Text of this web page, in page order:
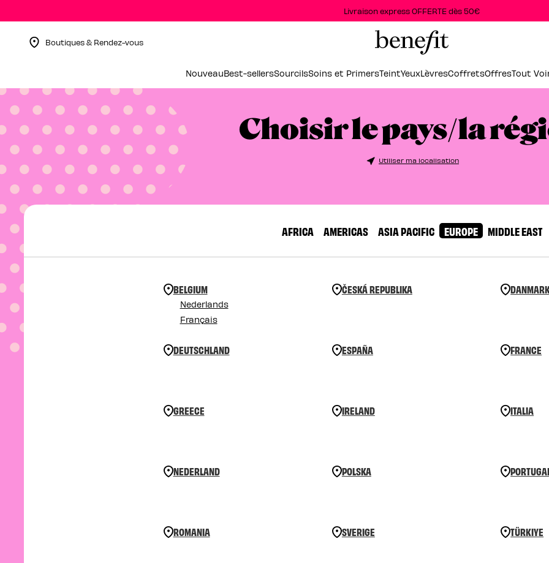
Livraison express OFFERTE dès 50€
Boutiques & Rendez-vous
NouveauBest-sellersSourcilsSoins et PrimersTeintYeuxLèvresCoffretsOffresTout
Choisir le pays/la
Utiliser ma localisation
AFRICA AMERICAS ASIA PACIFIC EUROPE MIDDLE EAST
BELGIUM
Nederlands
Français
ČESKÁ REPUBLIKA
DEUTSCHLAND ESPAÑA FRANCE
GREECE IRELAND ITALIA
NEDERLAND POLSKA
ROMANIA SVERIGE TÜRKIYE